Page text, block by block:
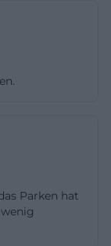
macht den
puncto
buehne.de]
ist flexibel und
sehr
256 Sitzplätze
Galerie
Parken hat